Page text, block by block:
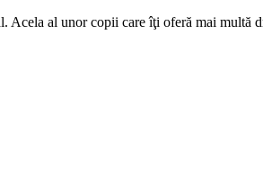
al unor copii care îţi oferă mai multă